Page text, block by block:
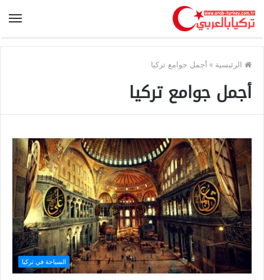
الرئيسية » أجمل جوامع تركيا
أجمل جوامع تركيا
السياحة في تركيا